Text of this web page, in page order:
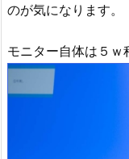
のが気になります。
モニター自体は５ｗ